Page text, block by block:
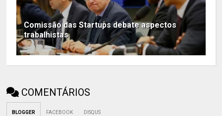
Comissão das Startups debate aspectos
trabalhistas
COMENTÁRIOS
BLOGGER FACEBOOK DISQUS